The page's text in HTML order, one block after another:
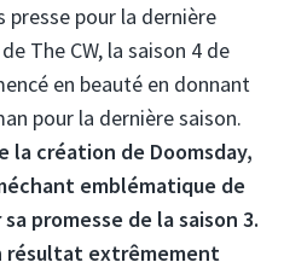
presse pour la dernière
The CW, la saison 4 de
en beauté en donnant
pour la dernière saison.
la création de Doomsday,
emblématique de
promesse de la saison 3.
résultat extrêmement